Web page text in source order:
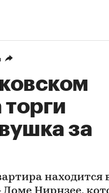
торги
за
находится